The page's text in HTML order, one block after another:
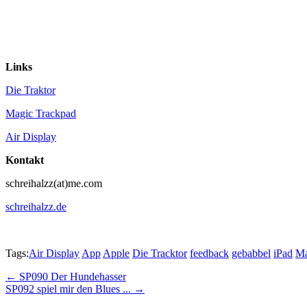
Links
Die Traktor
Magic Trackpad
Air Display
Kontakt
schreihalzz(at)me.com
schreihalzz.de
Tags:Air Display App Apple Die Tracktor feedback gebabbel iPad
Post
navigation
← SP090 Der Hundehasser
SP092 spiel mir den Blues ... →